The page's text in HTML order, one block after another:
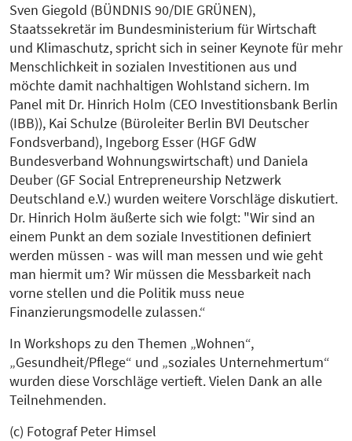
Sven Giegold (BÜNDNIS 90/DIE GRÜNEN),
Staatssekretär im Bundesministerium für Wirtschaft
und Klimaschutz, spricht sich in seiner Keynote für mehr
Menschlichkeit in sozialen Investitionen aus und
möchte damit nachhaltigen Wohlstand sichern. Im
Panel mit Dr. Hinrich Holm (CEO Investitionsbank Berlin
(IBB)), Kai Schulze (Büroleiter Berlin BVI Deutscher
Fondsverband), Ingeborg Esser (HGF GdW
Bundesverband Wohnungswirtschaft) und Daniela
Deuber (GF Social Entrepreneurship Netzwerk
Deutschland e.V.) wurden weitere Vorschläge diskutiert.
Dr. Hinrich Holm äußerte sich wie folgt: "Wir sind an
einem Punkt an dem soziale Investitionen definiert
werden müssen - was will man messen und wie geht
man hiermit um? Wir müssen die Messbarkeit nach
vorne stellen und die Politik muss neue
Finanzierungsmodelle zulassen.“
In Workshops zu den Themen „Wohnen“,
„Gesundheit/Pflege“ und „soziales Unternehmertum“
wurden diese Vorschläge vertieft. Vielen Dank an alle
Teilnehmenden.
(c) Fotograf Peter Himsel